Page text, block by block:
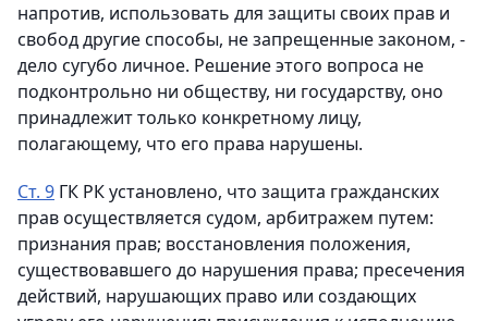
напротив, использовать для защиты своих прав и
свобод другие способы, не запрещенные законом, -
дело сугубо личное. Решение этого вопроса не
подконтрольно ни обществу, ни государству, оно
принадлежит только конкретному лицу,
полагающему, что его права нарушены.
Ст. 9 ГК РК установлено, что защита гражданских
прав осуществляется судом, арбитражем путем:
признания прав; восстановления положения,
существовавшего до нарушения права; пресечения
действий, нарушающих право или создающих